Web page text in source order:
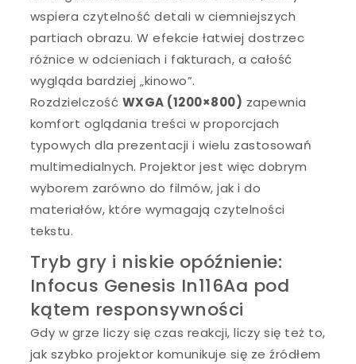
wspiera czytelność detali w ciemniejszych
partiach obrazu. W efekcie łatwiej dostrzec
różnice w odcieniach i fakturach, a całość
wygląda bardziej „kinowo”.
Rozdzielczość WXGA (1200×800) zapewnia
komfort oglądania treści w proporcjach
typowych dla prezentacji i wielu zastosowań
multimedialnych. Projektor jest więc dobrym
wyborem zarówno do filmów, jak i do
materiałów, które wymagają czytelności
tekstu.
Tryb gry i niskie opóźnienie:
Infocus Genesis In116Aa pod
kątem responsywności
Gdy w grze liczy się czas reakcji, liczy się też to,
jak szybko projektor komunikuje się ze źródłem